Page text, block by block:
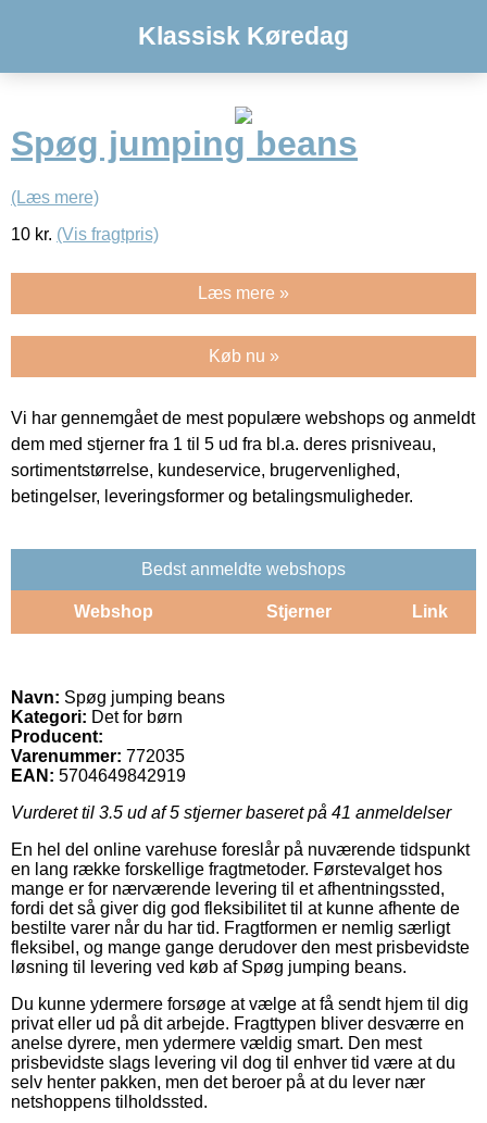
Klassisk Køredag
Spøg jumping beans
(Læs mere)
10 kr. (Vis fragtpris)
Læs mere »
Køb nu »
Vi har gennemgået de mest populære webshops og anmeldt
dem med stjerner fra 1 til 5 ud fra bl.a. deres prisniveau,
sortimentstørrelse, kundeservice, brugervenlighed,
betingelser, leveringsformer og betalingsmuligheder.
Bedst anmeldte webshops
Webshop Stjerner Link
Navn: Spøg jumping beans
Kategori: Det for børn
Producent:
Varenummer: 772035
EAN: 5704649842919
Vurderet til 3.5 ud af 5 stjerner baseret på 41 anmeldelser
En hel del online varehuse foreslår på nuværende tidspunkt
en lang række forskellige fragtmetoder. Førstevalget hos
mange er for nærværende levering til et afhentningssted,
fordi det så giver dig god fleksibilitet til at kunne afhente de
bestilte varer når du har tid. Fragtformen er nemlig særligt
fleksibel, og mange gange derudover den mest prisbevidste
løsning til levering ved køb af Spøg jumping beans.
Du kunne ydermere forsøge at vælge at få sendt hjem til dig
privat eller ud på dit arbejde. Fragttypen bliver desværre en
anelse dyrere, men ydermere vældig smart. Den mest
prisbevidste slags levering vil dog til enhver tid være at du
selv henter pakken, men det beroer på at du lever nær
netshoppens tilholdssted.